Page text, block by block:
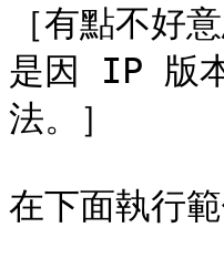
［有點不
是因 IP 版本
法。］
在下面執行